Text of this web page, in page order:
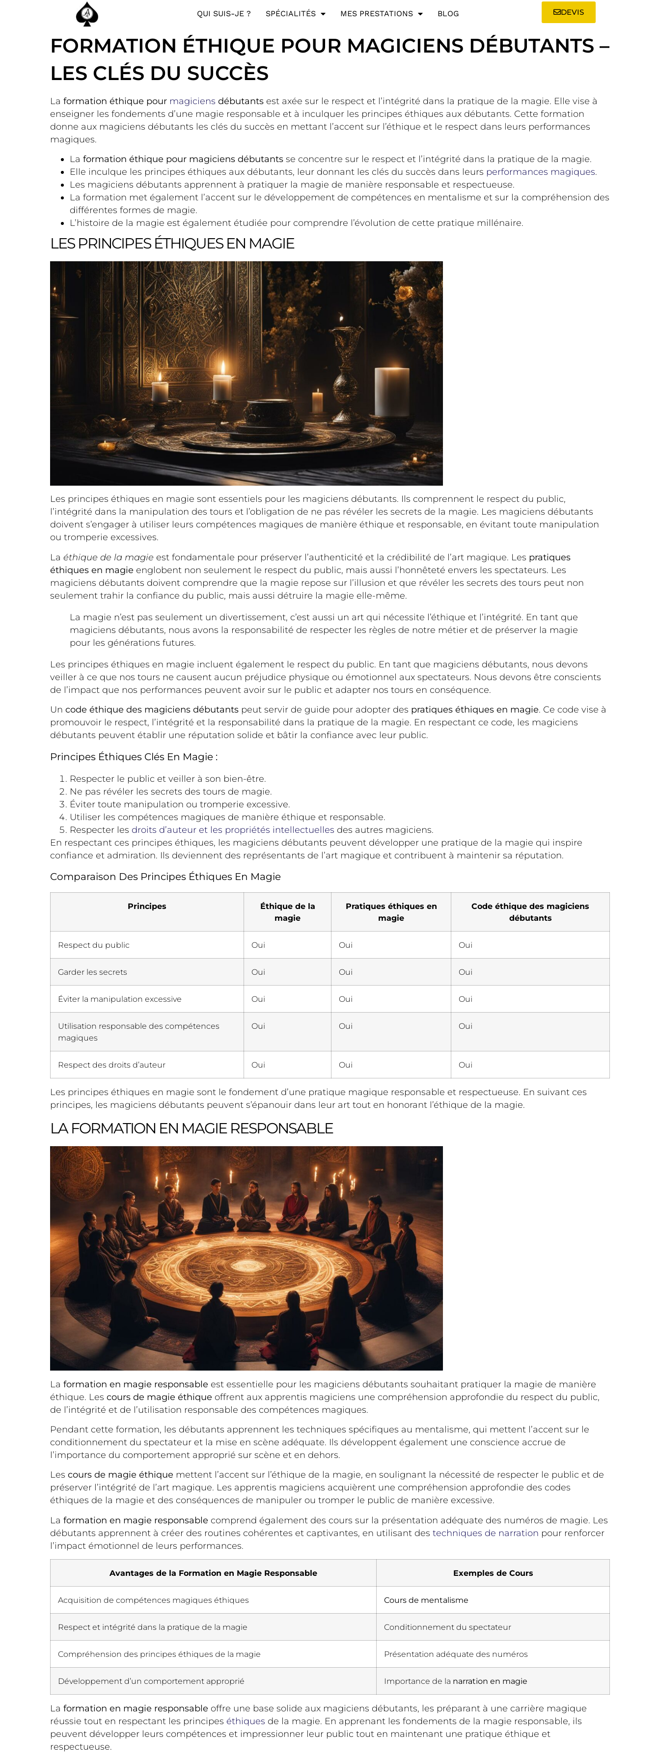
QUI SUIS-JE ? SPÉCIALITÉS MES PRESTATIONS BLOG DEVIS
FORMATION ÉTHIQUE POUR MAGICIENS DÉBUTANTS –
LES CLÉS DU SUCCÈS
La formation éthique pour magiciens débutants est axée sur le respect et l’intégrité dans la pratique de la magie. Elle vise à
enseigner les fondements d’une magie responsable et à inculquer les principes éthiques aux débutants. Cette formation
donne aux magiciens débutants les clés du succès en mettant l’accent sur l’éthique et le respect dans leurs performances
magiques.
La formation éthique pour magiciens débutants se concentre sur le respect et l’intégrité dans la pratique de la magie.
Elle inculque les principes éthiques aux débutants, leur donnant les clés du succès dans leurs performances magiques.
Les magiciens débutants apprennent à pratiquer la magie de manière responsable et respectueuse.
La formation met également l’accent sur le développement de compétences en mentalisme et sur la compréhension des
différentes formes de magie.
L’histoire de la magie est également étudiée pour comprendre l’évolution de cette pratique millénaire.
LES PRINCIPES ÉTHIQUES EN MAGIE
Les principes éthiques en magie sont essentiels pour les magiciens débutants. Ils comprennent le respect du public,
l’intégrité dans la manipulation des tours et l’obligation de ne pas révéler les secrets de la magie. Les magiciens débutants
doivent s’engager à utiliser leurs compétences magiques de manière éthique et responsable, en évitant toute manipulation
ou tromperie excessives.
La éthique de la magie est fondamentale pour préserver l’authenticité et la crédibilité de l’art magique. Les pratiques
éthiques en magie englobent non seulement le respect du public, mais aussi l’honnêteté envers les spectateurs. Les
magiciens débutants doivent comprendre que la magie repose sur l’illusion et que révéler les secrets des tours peut non
seulement trahir la confiance du public, mais aussi détruire la magie elle-même.
La magie n’est pas seulement un divertissement, c’est aussi un art qui nécessite l’éthique et l’intégrité. En tant que
magiciens débutants, nous avons la responsabilité de respecter les règles de notre métier et de préserver la magie
pour les générations futures.
Les principes éthiques en magie incluent également le respect du public. En tant que magiciens débutants, nous devons
veiller à ce que nos tours ne causent aucun préjudice physique ou émotionnel aux spectateurs. Nous devons être conscients
de l’impact que nos performances peuvent avoir sur le public et adapter nos tours en conséquence.
Un code éthique des magiciens débutants peut servir de guide pour adopter des pratiques éthiques en magie. Ce code vise à
promouvoir le respect, l’intégrité et la responsabilité dans la pratique de la magie. En respectant ce code, les magiciens
débutants peuvent établir une réputation solide et bâtir la confiance avec leur public.
Principes Éthiques Clés En Magie :
Respecter le public et veiller à son bien-être.
Ne pas révéler les secrets des tours de magie.
Éviter toute manipulation ou tromperie excessive.
Utiliser les compétences magiques de manière éthique et responsable.
Respecter les droits d’auteur et les propriétés intellectuelles des autres magiciens.
En respectant ces principes éthiques, les magiciens débutants peuvent développer une pratique de la magie qui inspire
confiance et admiration. Ils deviennent des représentants de l’art magique et contribuent à maintenir sa réputation.
Comparaison Des Principes Éthiques En Magie
Principes
Éthique de la
magie
Pratiques éthiques en
magie
Code éthique des magiciens
débutants
Respect du public Oui Oui Oui
Garder les secrets Oui Oui Oui
Éviter la manipulation excessive Oui Oui Oui
Utilisation responsable des compétences
magiques
Oui Oui Oui
Respect des droits d’auteur Oui Oui Oui
Les principes éthiques en magie sont le fondement d’une pratique magique responsable et respectueuse. En suivant ces
principes, les magiciens débutants peuvent s’épanouir dans leur art tout en honorant l’éthique de la magie.
LA FORMATION EN MAGIE RESPONSABLE
La formation en magie responsable est essentielle pour les magiciens débutants souhaitant pratiquer la magie de manière
éthique. Les cours de magie éthique offrent aux apprentis magiciens une compréhension approfondie du respect du public,
de l’intégrité et de l’utilisation responsable des compétences magiques.
Pendant cette formation, les débutants apprennent les techniques spécifiques au mentalisme, qui mettent l’accent sur le
conditionnement du spectateur et la mise en scène adéquate. Ils développent également une conscience accrue de
l’importance du comportement approprié sur scène et en dehors.
Les cours de magie éthique mettent l’accent sur l’éthique de la magie, en soulignant la nécessité de respecter le public et de
préserver l’intégrité de l’art magique. Les apprentis magiciens acquièrent une compréhension approfondie des codes
éthiques de la magie et des conséquences de manipuler ou tromper le public de manière excessive.
La formation en magie responsable comprend également des cours sur la présentation adéquate des numéros de magie. Les
débutants apprennent à créer des routines cohérentes et captivantes, en utilisant des techniques de narration pour renforcer
l’impact émotionnel de leurs performances.
Avantages de la Formation en Magie Responsable Exemples de Cours
Acquisition de compétences magiques éthiques Cours de mentalisme
Respect et intégrité dans la pratique de la magie Conditionnement du spectateur
Compréhension des principes éthiques de la magie Présentation adéquate des numéros
Développement d’un comportement approprié Importance de la narration en magie
La formation en magie responsable offre une base solide aux magiciens débutants, les préparant à une carrière magique
réussie tout en respectant les principes éthiques de la magie. En apprenant les fondements de la magie responsable, ils
peuvent développer leurs compétences et impressionner leur public tout en maintenant une pratique éthique et
respectueuse.